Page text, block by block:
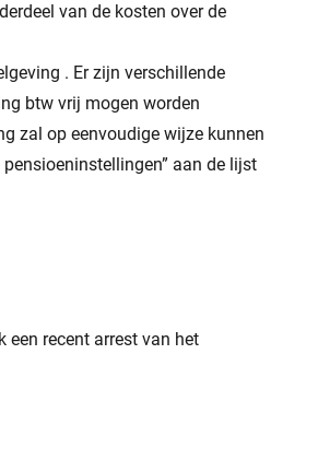
van de kosten over de
. Er zijn verschillende
btw vrij mogen worden
zal op eenvoudige wijze kunnen
aan de lijst
een recent arrest van het